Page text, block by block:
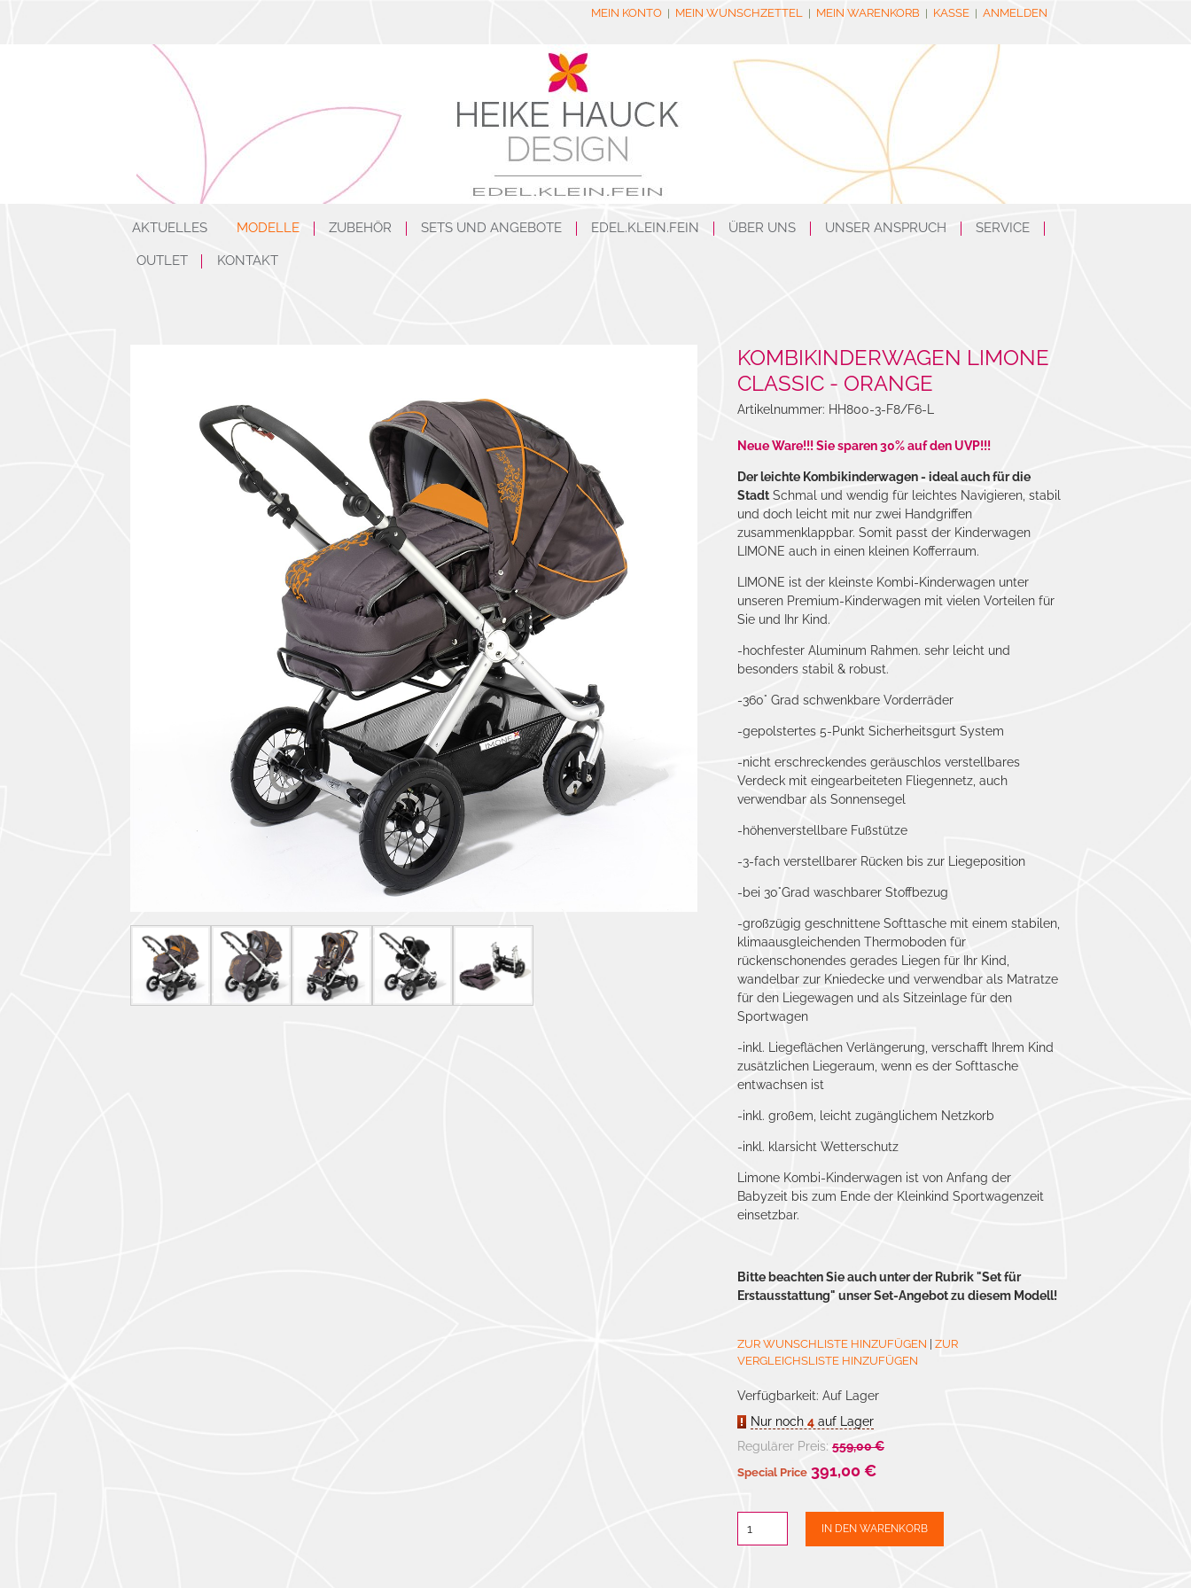
MEIN KONTO MEIN WUNSCHZETTEL MEIN WARENKORB KASSE ANMELDEN
AKTUELLES MODELLE ZUBEHÖR SETS UND ANGEBOTE EDEL.KLEIN.FEIN ÜBER UNS UNSER ANSPRUCH SERVICE
OUTLET KONTAKT
KOMBIKINDERWAGEN LIMONE
CLASSIC - ORANGE
Artikelnummer: HH800-3-F8/F6-L
Neue Ware!!! Sie sparen 30% auf den UVP!!!
Der leichte Kombikinderwagen - ideal auch für die
Stadt Schmal und wendig für leichtes Navigieren, stabil
und doch leicht mit nur zwei Handgriffen
zusammenklappbar. Somit passt der Kinderwagen
LIMONE auch in einen kleinen Kofferraum.
LIMONE ist der kleinste Kombi-Kinderwagen unter
unseren Premium-Kinderwagen mit vielen Vorteilen für
Sie und Ihr Kind.
-hochfester Aluminum Rahmen. sehr leicht und
besonders stabil & robust.
-360° Grad schwenkbare Vorderräder
-gepolstertes 5-Punkt Sicherheitsgurt System
-nicht erschreckendes geräuschlos verstellbares
Verdeck mit eingearbeiteten Fliegennetz, auch
verwendbar als Sonnensegel
-höhenverstellbare Fußstütze
-3-fach verstellbarer Rücken bis zur Liegeposition
-bei 30°Grad waschbarer Stoffbezug
-großzügig geschnittene Softtasche mit einem stabilen,
klimaausgleichenden Thermoboden für
rückenschonendes gerades Liegen für Ihr Kind
wandelbar zur Kniedecke und verwendbar als Matratze
für den Liegewagen und als Sitzeinlage für den
Sportwagen
-inkl. Liegeflächen Verlängerung, verschafft Ihrem Kind
zusätzlichen Liegeraum, wenn es der Softtasche
entwachsen ist
-inkl. großem, leicht zugänglichem Netzkorb
-inkl. klarsicht Wetterschutz
Limone Kombi-Kinderwagen ist von Anfang der
Babyzeit bis zum Ende der Kleinkind Sportwagenzeit
einsetzbar.
Bitte beachten Sie auch unter der Rubrik "Set für
Erstausstattung" unser Set-Angebot zu diesem Modell!
ZUR WUNSCHLISTE HINZUFÜGEN
ZUR
VERGLEICHSLISTE HINZUFÜGEN
Verfügbarkeit: Auf Lager
Nur noch 4 auf Lager
Regulärer Preis: 559,00 €
Special Price 391,00 €
IN DEN WARENKORB